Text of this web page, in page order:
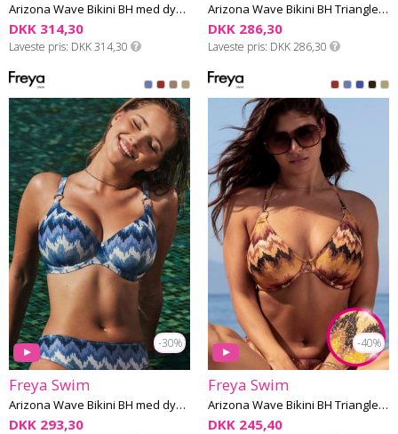
Arizona Wave Bikini BH med dyb udskæring F-K skål
DKK 314,30
Laveste pris DKK 314,30
Arizona Wave Bikini BH Triangle E-H skål
DKK 286,30
Laveste pris DKK 286,30
-30%
Freya Swim
Arizona Wave Bikini BH med dyb udskæring G-L skål
DKK 293,30
-40%
Freya Swim
Arizona Wave Bikini BH Triangle E-H skål
DKK 245,40